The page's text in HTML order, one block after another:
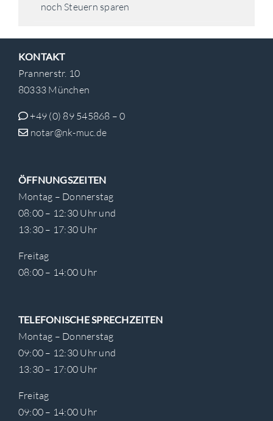
noch Steuern sparen
KONTAKT
Prannerstr. 10
80333 München
+49 (0) 89 545868 – 0
notar@nk-muc.de
ÖFFNUNGSZEITEN
Montag – Donnerstag
08:00 – 12:30 Uhr und
13:30 – 17:30 Uhr
Freitag
08:00 – 14:00 Uhr
TELEFONISCHE SPRECHZEITEN
Montag – Donnerstag
09:00 – 12:30 Uhr und
13:30 – 17:00 Uhr
Freitag
09:00 – 14:00 Uhr